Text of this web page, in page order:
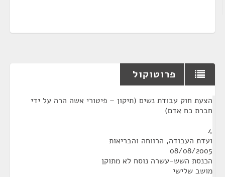
פרוטוקול
הצעת חוק עבודת נשים (תיקון – פיטורי אשה הרה על ידי
חברת כח אדם)
4
ועדת העבודה, הרווחה והבריאות
08/08/2005
הכנסת השש-עשרה נוסח לא מתוקן
מושב שלישי